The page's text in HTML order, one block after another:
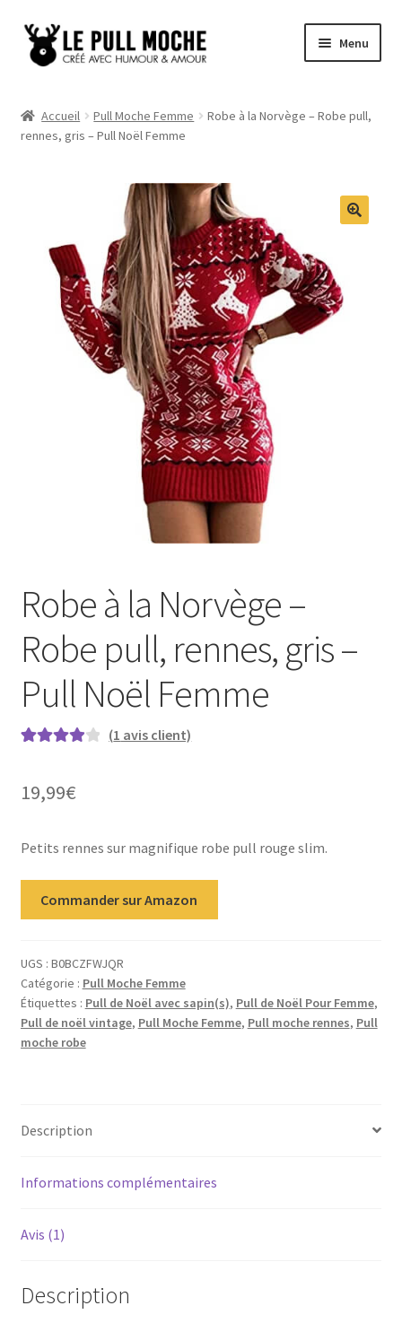
Aller
Aller
au
Menu
Pull Noël Femme
Pull Noël Homme
Pull Noël Promo
Accueil Pull Moche Femme
Robe à la Norvège – Robe pull,
rennes, gris – Pull Noël Femme
Robe à la Norvège –
Robe pull, rennes, gris –
Pull Noël Femme
sur
client
(1 avis client)
19,99€
Petits rennes sur magnifique robe pull rouge slim.
Commander sur Amazon
UGS : B0BCZFWJQR
Catégorie : Pull Moche Femme
Étiquettes : Pull de Noël avec sapin(s), Pull de Noël Pour Femme,
Pull de noël vintage, Pull Moche Femme, Pull moche rennes, Pull
moche robe
Description
Informations complémentaires
Avis (1)
Description